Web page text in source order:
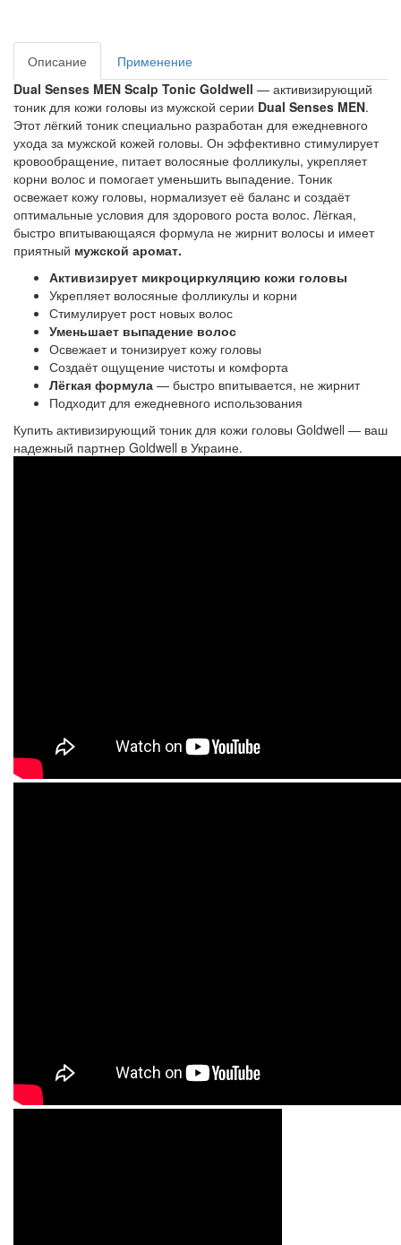
Описание
Применение
Dual Senses MEN Scalp Tonic Goldwell — активизирующий
тоник для кожи головы из мужской серии Dual Senses MEN.
Этот лёгкий тоник специально разработан для ежедневного
ухода за мужской кожей головы. Он эффективно стимулирует
кровообращение, питает волосяные фолликулы, укрепляет
корни волос и помогает уменьшить выпадение. Тоник
освежает кожу головы, нормализует её баланс и создаёт
оптимальные условия для здорового роста волос. Лёгкая,
быстро впитывающаяся формула не жирнит волосы и имеет
приятный мужской аромат.
Активизирует микроциркуляцию кожи головы
Укрепляет волосяные фолликулы и корни
Стимулирует рост новых волос
Уменьшает выпадение волос
Освежает и тонизирует кожу головы
Создаёт ощущение чистоты и комфорта
Лёгкая формула — быстро впитывается, не жирнит
Подходит для ежедневного использования
Купить активизирующий тоник для кожи головы Goldwell — ваш
надежный партнер Goldwell в Украине.